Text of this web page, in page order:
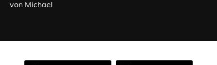
von Michael